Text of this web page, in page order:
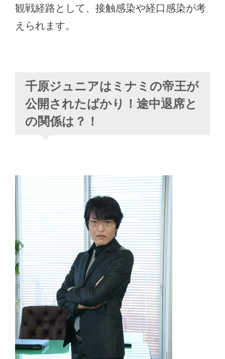
観戦経路として、接触感染や経口感染が考
えられます。
千原ジュニアはミナミの帝王が
公開されたばかり！途中退席と
の関係は？！